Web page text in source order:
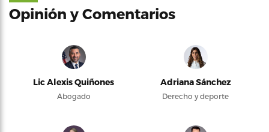
Opinión y Comentarios
Lic Alexis Quiñones
Abogado
Adriana Sánchez
Derecho y deporte